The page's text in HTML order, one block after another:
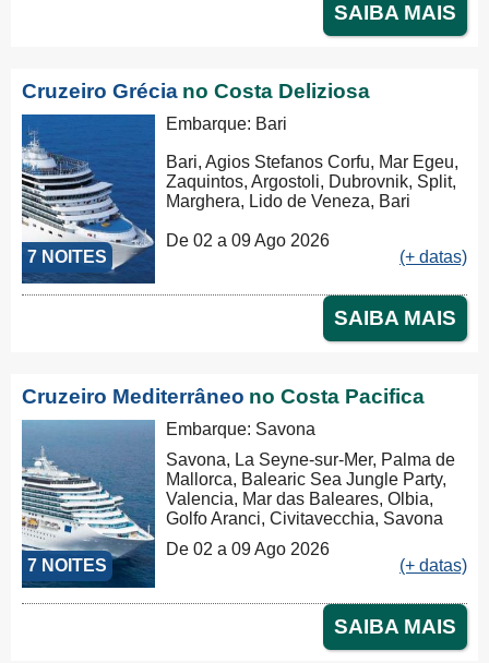
SAIBA MAIS
Cruzeiro Grécia no Costa Deliziosa
7 NOITES
Embarque: Bari
Bari, Agios Stefanos Corfu, Mar Egeu,
Zaquintos, Argostoli, Dubrovnik, Split,
Marghera, Lido de Veneza, Bari
De 02 a 09 Ago 2026
(+ datas)
SAIBA MAIS
Cruzeiro Mediterrâneo no Costa Pacifica
7 NOITES
Embarque: Savona
Savona, La Seyne-sur-Mer, Palma de
Mallorca, Balearic Sea Jungle Party,
Valencia, Mar das Baleares, Olbia,
Golfo Aranci, Civitavecchia, Savona
De 02 a 09 Ago 2026
(+ datas)
SAIBA MAIS